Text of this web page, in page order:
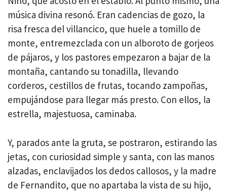
música divina resonó. Eran cadencias de gozo, la
risa fresca del villancico, que huele a tomillo de
monte, entremezclada con un alboroto de gorjeos
de pájaros, y los pastores empezaron a bajar de la
montaña, cantando su tonadilla, llevando
corderos, cestillos de frutas, tocando zampoñas,
empujándose para llegar más presto. Con ellos, la
estrella, majestuosa, caminaba.
Y, parados ante la gruta, se postraron, estirando las
jetas, con curiosidad simple y santa, con las manos
alzadas, enclavijados los dedos callosos, y la madre
de Fernandito, que no apartaba la vista de su hijo,